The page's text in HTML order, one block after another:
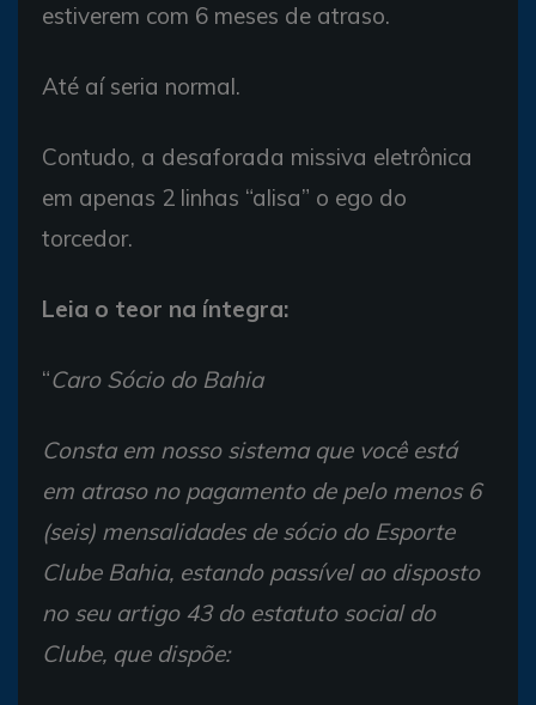
estiverem com 6 meses de atraso.
Até aí seria normal.
Contudo, a desaforada missiva eletrônica
em apenas 2 linhas “alisa” o ego do
torcedor.
Leia o teor na íntegra:
“Caro Sócio do Bahia
Consta em nosso sistema que você está
em atraso no pagamento de pelo menos 6
(seis) mensalidades de sócio do Esporte
Clube Bahia, estando passível ao disposto
no seu artigo 43 do estatuto social do
Clube, que dispõe: